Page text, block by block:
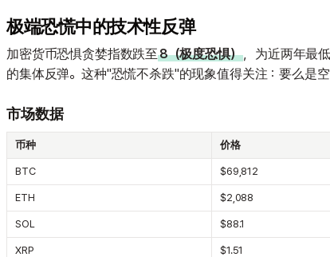
极端恐慌中的技术性反弹
加密货币恐惧贪婪指数跌至8（极度恐惧），为近两年最
的集体反弹。这种"恐慌不杀跌"的现象值得关注：要么是
市场数据
币种 价格
BTC $69,812
ETH $2,088
SOL $88.1
XRP $1.51